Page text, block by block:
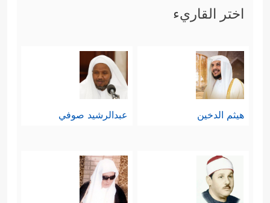
اختر القاريء
هيثم الدخين عبدالرشيد صوفي